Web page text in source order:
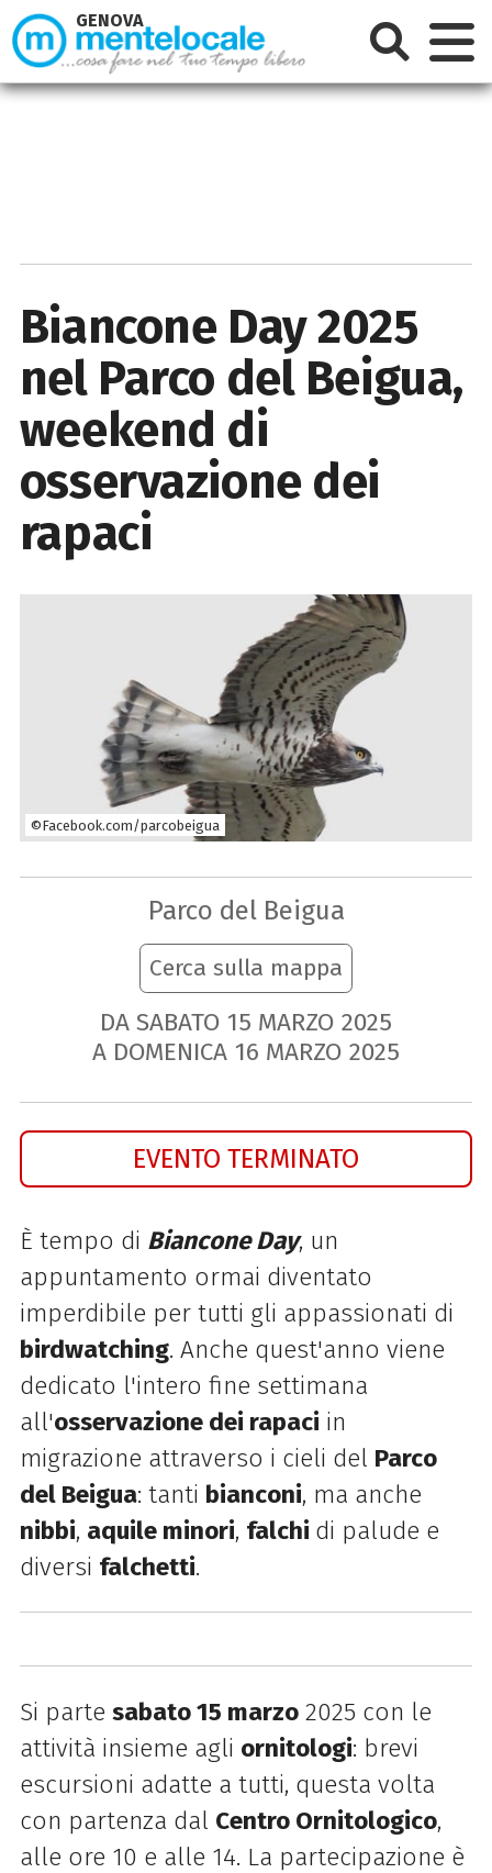
Biancone Day 2025
nel Parco del Beigua,
weekend di
osservazione dei
rapaci
©Facebook.com/parcobeigua
Parco del Beigua
Cerca sulla mappa
DA SABATO 15 MARZO 2025
A DOMENICA 16 MARZO 2025
EVENTO TERMINATO
È tempo di Biancone Day, un
appuntamento ormai diventato
imperdibile per tutti gli appassionati di
birdwatching. Anche quest'anno viene
dedicato l'intero fine settimana
all'osservazione dei rapaci in
migrazione attraverso i cieli del Parco
del Beigua: tanti bianconi, ma anche
nibbi, aquile minori, falchi di palude e
diversi falchetti.
Si parte sabato 15 marzo2025 con le
attività insieme agli ornitologi: brevi
escursioni adatte a tutti, questa volta
con partenza dal Centro Ornitologico,
alle ore 10 e alle 14. La partecipazione è
GENOVA